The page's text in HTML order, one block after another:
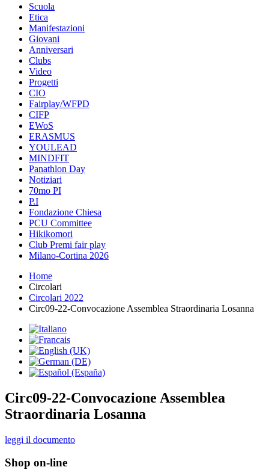
Scuola
Etica
Manifestazioni
Giovani
Anniversari
Clubs
Video
Progetti
CIO
Fairplay/WFPD
CIFP
EWoS
ERASMUS
YOULEAD
MINDFIT
Panathlon Day
Notiziari
70mo PI
P.I
Fondazione Chiesa
PCU Committee
Hikikomori
Club Premi fair play
Milano-Cortina 2026
Home
Circolari
Circolari 2022
Circ09-22-Convocazione Assemblea Straordinaria Losanna
Circ09-22-Convocazione Assemblea
Straordinaria Losanna
leggi il documento
Shop on-line